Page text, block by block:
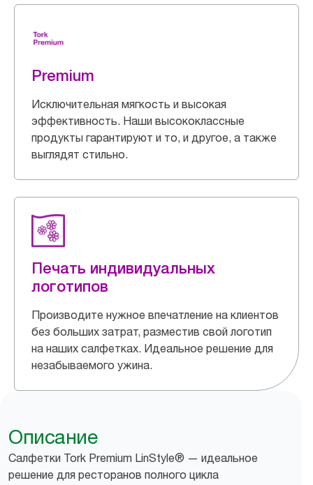
Premium
Исключительная мягкость и высокая
эффективность. Наши высококлассные
продукты гарантируют и то, и другое, а также
выглядят стильно.
Печать индивидуальных
логотипов
Производите нужное впечатление на клиентов
без больших затрат, разместив свой логотип
на наших салфетках. Идеальное решение для
незабываемого ужина.
Описание
Салфетки Tork Premium LinStyle® — идеальное
решение для ресторанов полного цикла